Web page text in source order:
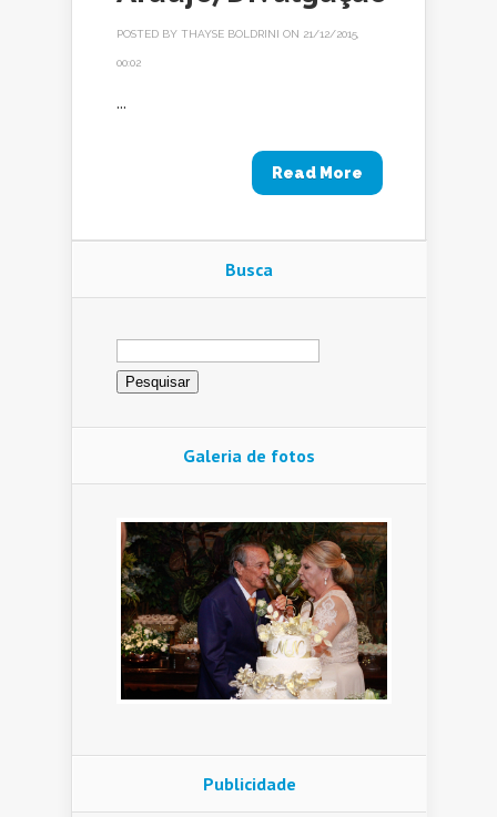
POSTED BY THAYSE BOLDRINI ON 21/12/2015,
00:02
...
Read More
Busca
Pesquisar
por:
Galeria de fotos
Publicidade